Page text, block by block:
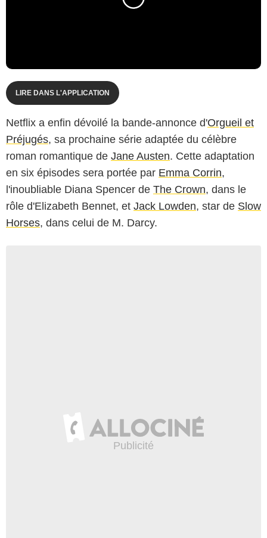
LIRE DANS L'APPLICATION
Netflix a enfin dévoilé la bande-annonce d'Orgueil et
Préjugés, sa prochaine série adaptée du célèbre
roman romantique de Jane Austen. Cette adaptation
en six épisodes sera portée par Emma Corrin,
l'inoubliable Diana Spencer de The Crown, dans le
rôle d'Elizabeth Bennet, et Jack Lowden, star de Slow
Horses, dans celui de M. Darcy.